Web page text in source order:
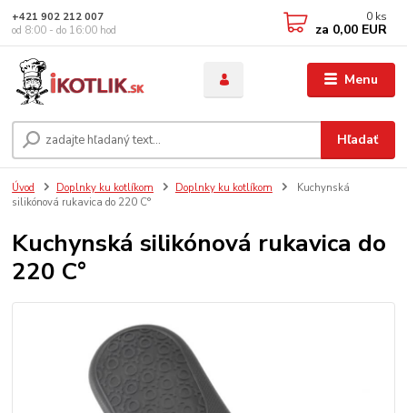
Menu
Hľadať
+421 902 212 007
od 8:00 - do 16:00 hod
0 ks
za 0,00 EUR
Úvod Doplnky ku kotlíkom Doplnky ku kotlíkom
Kuchynská
silikónová rukavica do 220 C°
Kuchynská silikónová rukavica do
220 C°